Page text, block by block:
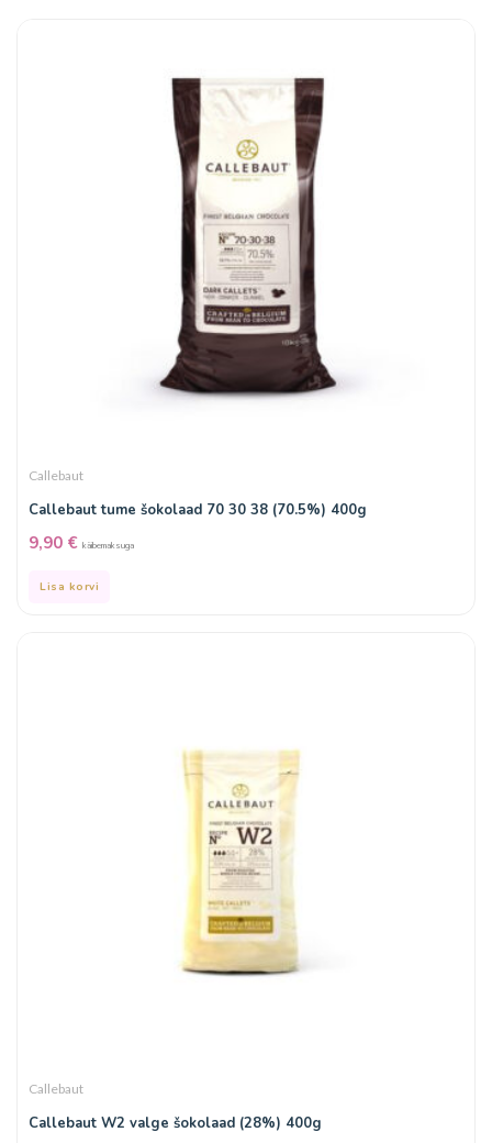
Callebaut
Callebaut tume šokolaad 70 30 38 (70.5%) 400g
9,90 € käibemaksuga
Lisa korvi
Callebaut
Callebaut W2 valge šokolaad (28%) 400g